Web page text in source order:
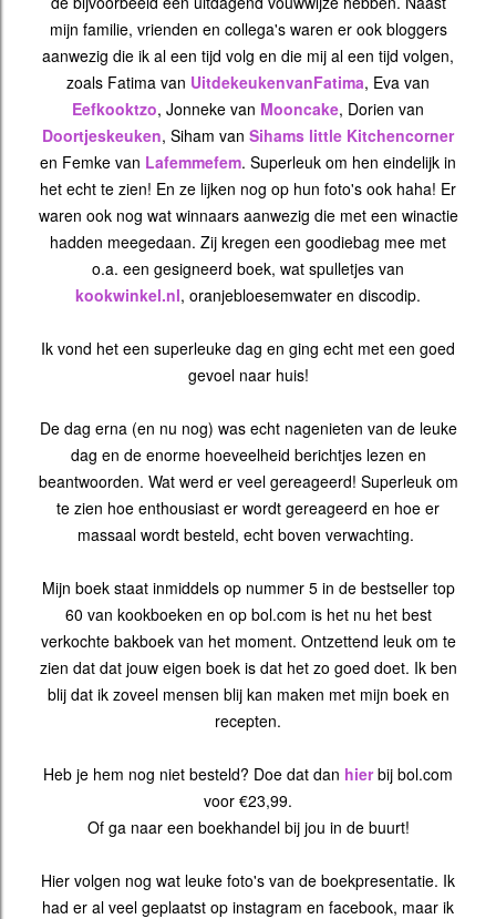
mijn familie, vrienden en collega's waren er ook bloggers
aanwezig die ik al een tijd volg en die mij al een tijd volgen,
zoals Fatima van UitdekeukenvanFatima, Eva van
Eefkooktzo, Jonneke van Mooncake, Dorien van
Doortjeskeuken, Siham van Sihams little Kitchencorner
en Femke van Lafemmefem. Superleuk om hen eindelijk in
het echt te zien! En ze lijken nog op hun foto's ook haha! Er
waren ook nog wat winnaars aanwezig die met een winactie
hadden meegedaan. Zij kregen een goodiebag mee met
o.a. een gesigneerd boek, wat spulletjes van
kookwinkel.nl, oranjebloesemwater en discodip.
Ik vond het een superleuke dag en ging echt met een goed
gevoel naar huis!
De dag erna (en nu nog) was echt nagenieten van de leuke
dag en de enorme hoeveelheid berichtjes lezen en
beantwoorden. Wat werd er veel gereageerd! Superleuk om
te zien hoe enthousiast er wordt gereageerd en hoe er
massaal wordt besteld, echt boven verwachting.
Mijn boek staat inmiddels op nummer 5 in de bestseller top
60 van kookboeken en op bol.com is het nu het best
verkochte bakboek van het moment. Ontzettend leuk om te
zien dat dat jouw eigen boek is dat het zo goed doet. Ik ben
blij dat ik zoveel mensen blij kan maken met mijn boek en
recepten.
Heb je hem nog niet besteld? Doe dat dan hierbij bol.com
voor €23,99.
Of ga naar een boekhandel bij jou in de buurt!
Hier volgen nog wat leuke foto's van de boekpresentatie. Ik
had er al veel geplaatst op instagram en facebook, maar ik